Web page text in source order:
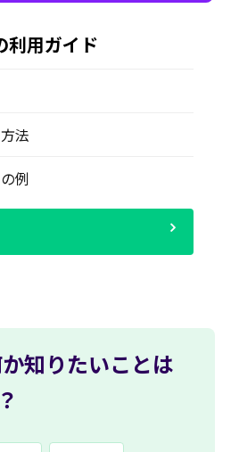
用ガイド
法
例
知りたいことは